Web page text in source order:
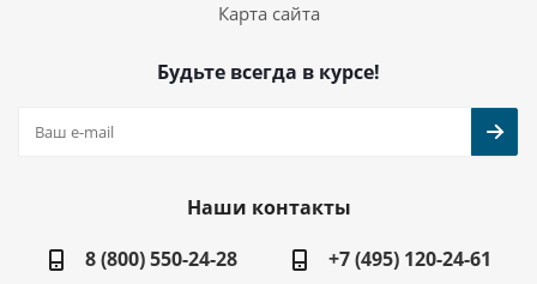
Карта сайта
Будьте всегда в курсе!
Наши контакты
8 (800) 550-24-28
+7 (495) 120-24-61